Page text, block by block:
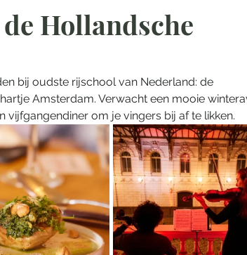
Hollandsche
bij oudste rijschool van Nederland: de
Amsterdam. Verwacht een mooie
vijfgangendiner om je vingers bij af te likken.